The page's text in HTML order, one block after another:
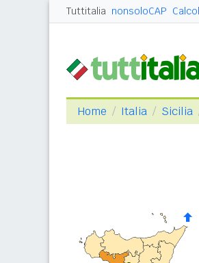
Tuttitalia nonsoloCAP
Home Italia Sicilia